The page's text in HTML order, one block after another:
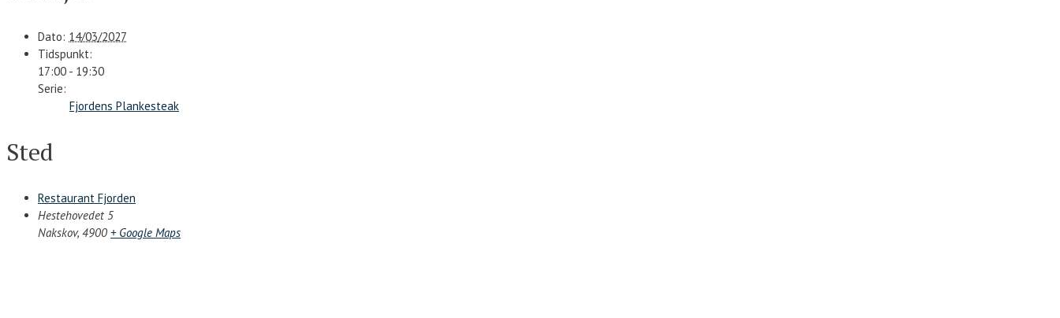
Dato: 14/03/2027
Tidspunkt:
17:00 - 19:30
Serie:
Fjordens Plankesteak
Sted
Restaurant Fjorden
Hestehovedet 5
Nakskov, 4900 + Google Maps